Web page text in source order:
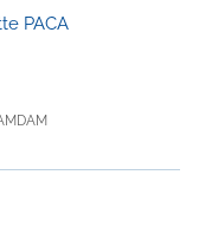
PACA